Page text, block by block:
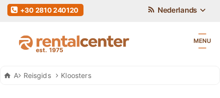
Auto Huren Kreta
Reisgids Kloosters
Nederlands
+30 2810 240120
MENU